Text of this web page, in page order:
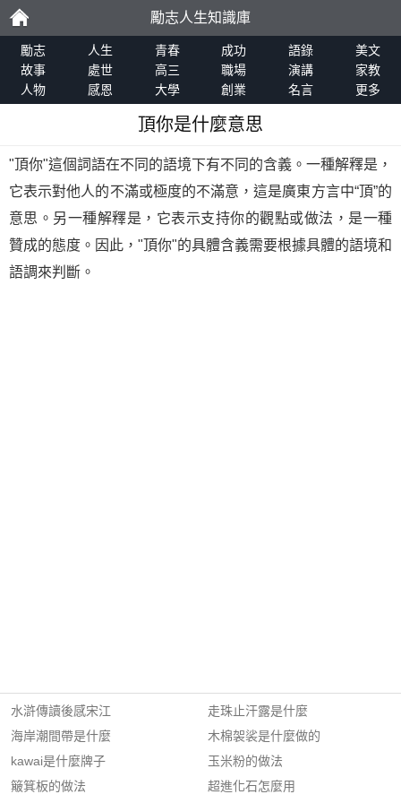
勵
志
勵志人生知識庫
勵志 人生 青春 成功 語錄
美文
故事
處世 高三 職場 演講
家教
人物
感恩 大學 創業 名言 更多
頂你是什麼意思
"頂你"這個詞語在不同的語境下有不同的含義。一種解釋是，
它表示對他人的不滿或極度的不滿意，這是廣東方言中“頂”的
意思。另一種解釋是，它表示支持你的觀點或做法，是一種
贊成的態度。因此，"頂你"的具體含義需要根據具體的語境和
語調來判斷。
水滸傳讀後感宋江
海岸潮間帶是什麼
kawai是什麼牌子
簸箕板的做法
走珠止汗露是什麼
木棉袈裟是什麼做的
玉米粉的做法
超進化石怎麼用